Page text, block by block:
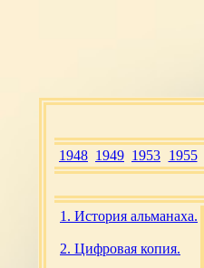
1948 1949 1953 1955
1. История альманаха.
2. Цифровая копия.